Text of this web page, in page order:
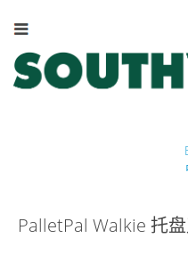
PalletPal Walkie 托